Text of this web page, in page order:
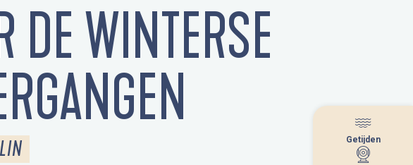
Getijden
DE WINTERSE